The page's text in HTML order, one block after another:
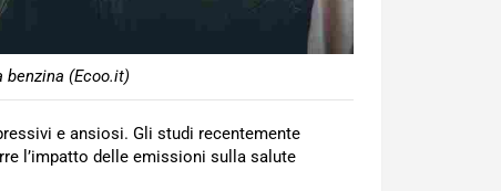
benzina (Ecoo.it)
e ansiosi. Gli studi recentemente
l’impatto delle emissioni sulla salute